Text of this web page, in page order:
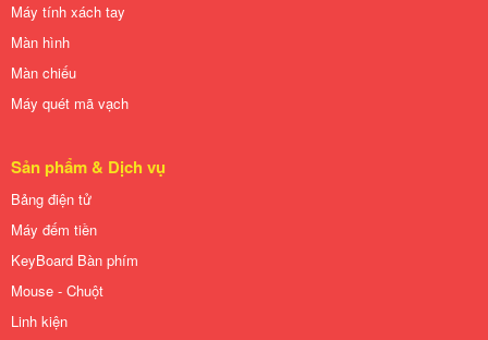
Máy tính xách tay
Màn hình
Màn chiếu
Máy quét mã vạch
Sản phẩm & Dịch vụ
Bảng điện tử
Máy đếm tiền
KeyBoard Bàn phím
Mouse - Chuột
Linh kiện